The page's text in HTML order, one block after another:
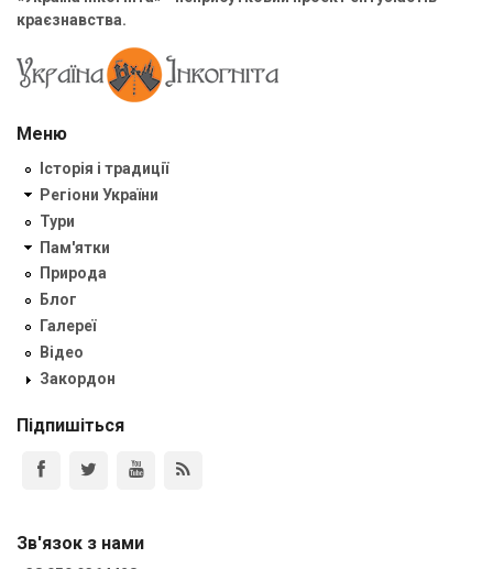
краєзнавства.
Меню
Історія і традиції
Регіони України
Тури
Пам'ятки
Природа
Блог
Галереї
Відео
Закордон
Підпишіться
Зв'язок з нами